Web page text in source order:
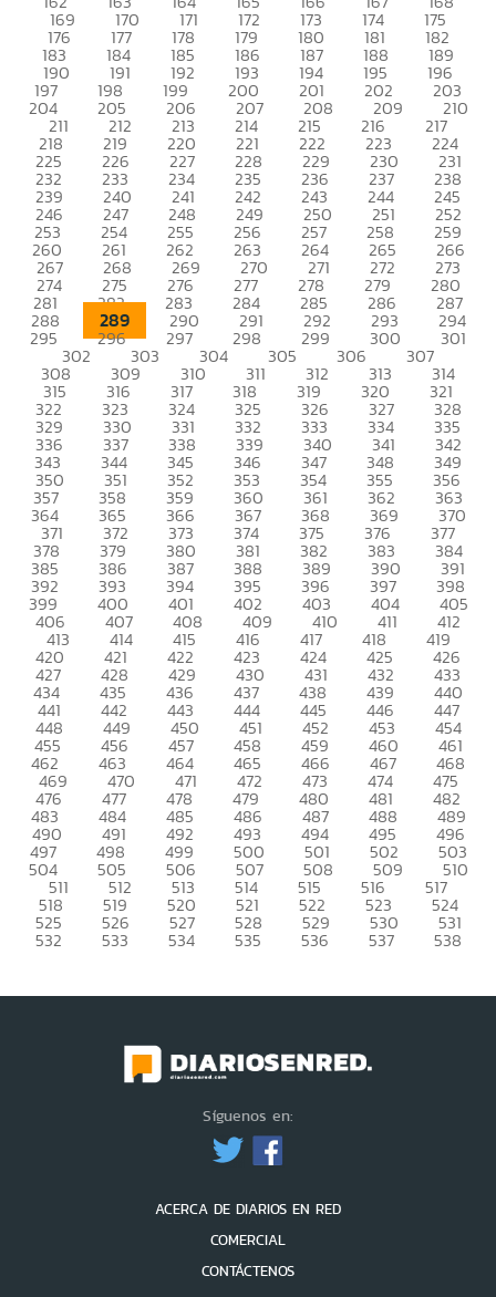
169 170 171 172 173 174 175
176 177 178 179 180 181 182
183 184 185 186 187 188 189
190 191 192 193 194 195 196
197 198 199 200 201 202 203
204 205 206 207 208 209 210
211 212 213 214 215 216 217
218 219 220 221 222 223 224
225 226 227 228 229 230 231
232 233 234 235 236 237 238
239 240 241 242 243 244 245
246 247 248 249 250 251 252
253 254 255 256 257 258 259
260 261 262 263 264 265 266
267 268 269 270 271 272 273
274 275 276 277 278 279 280
281 282 283 284 285 286 287
288 289 290 291 292 293 294
295 296 297 298 299 300 301
302 303 304 305 306 307
308 309 310 311 312 313 314
315 316 317 318 319 320 321
322 323 324 325 326 327 328
329 330 331 332 333 334 335
336 337 338 339 340 341 342
343 344 345 346 347 348 349
350 351 352 353 354 355 356
357 358 359 360 361 362 363
364 365 366 367 368 369 370
371 372 373 374 375 376 377
378 379 380 381 382 383 384
385 386 387 388 389 390 391
392 393 394 395 396 397 398
399 400 401 402 403 404 405
406 407 408 409 410 411 412
413 414 415 416 417 418 419
420 421 422 423 424 425 426
427 428 429 430 431 432 433
434 435 436 437 438 439 440
441 442 443 444 445 446 447
448 449 450 451 452 453 454
455 456 457 458 459 460 461
462 463 464 465 466 467 468
469 470 471 472 473 474 475
476 477 478 479 480 481 482
483 484 485 486 487 488 489
490 491 492 493 494 495 496
497 498 499 500 501 502 503
504 505 506 507 508 509 510
511 512 513 514 515 516 517
518 519 520 521 522 523 524
525 526 527 528 529 530 531
532 533 534 535 536 537 538
Síguenos en:
ACERCA DE DIARIOS EN RED
COMERCIAL
CONTÁCTENOS